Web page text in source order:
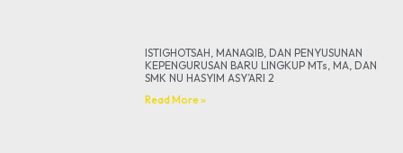
ISTIGHOTSAH, MANAQIB, DAN PENYUSUNAN
KEPENGURUSAN BARU LINGKUP MTs, MA, DAN
SMK NU HASYIM ASY’ARI 2
Read More »